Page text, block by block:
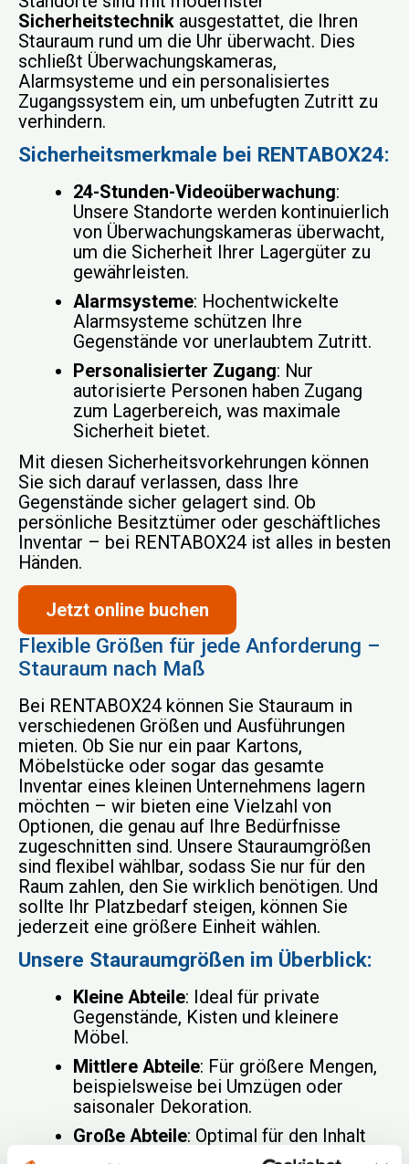
Sicherheitstechnikausgestattet, die Ihren
Stauraum rund um die Uhr überwacht. Dies
schließt Überwachungskameras,
Alarmsysteme und ein personalisiertes
Zugangssystem ein, um unbefugten Zutritt zu
verhindern.
Sicherheitsmerkmale bei RENTABOX24:
24-Stunden-Videoüberwachung:
Unsere Standorte werden kontinuierlich
von Überwachungskameras überwacht,
um die Sicherheit Ihrer Lagergüter zu
gewährleisten.
Alarmsysteme: Hochentwickelte
Alarmsysteme schützen Ihre
Gegenstände vor unerlaubtem Zutritt.
Personalisierter Zugang: Nur
autorisierte Personen haben Zugang
zum Lagerbereich, was maximale
Sicherheit bietet.
Mit diesen Sicherheitsvorkehrungen können
Sie sich darauf verlassen, dass Ihre
Gegenstände sicher gelagert sind. Ob
persönliche Besitztümer oder geschäftliches
Inventar – bei RENTABOX24 ist alles in besten
Händen.
Jetzt online buchen
Flexible Größen für jede Anforderung –
Stauraum nach Maß
Bei RENTABOX24 können Sie Stauraum in
verschiedenen Größen und Ausführungen
mieten. Ob Sie nur ein paar Kartons,
Möbelstücke oder sogar das gesamte
Inventar eines kleinen Unternehmens lagern
möchten – wir bieten eine Vielzahl von
Optionen, die genau auf Ihre Bedürfnisse
zugeschnitten sind. Unsere Stauraumgrößen
sind flexibel wählbar, sodass Sie nur für den
Raum zahlen, den Sie wirklich benötigen. Und
sollte Ihr Platzbedarf steigen, können Sie
jederzeit eine größere Einheit wählen.
Unsere Stauraumgrößen im Überblick:
Kleine Abteile: Ideal für private
Gegenstände, Kisten und kleinere
Möbel.
Mittlere Abteile: Für größere Mengen,
beispielsweise bei Umzügen oder
saisonaler Dekoration.
Große Abteile: Optimal für den Inhalt